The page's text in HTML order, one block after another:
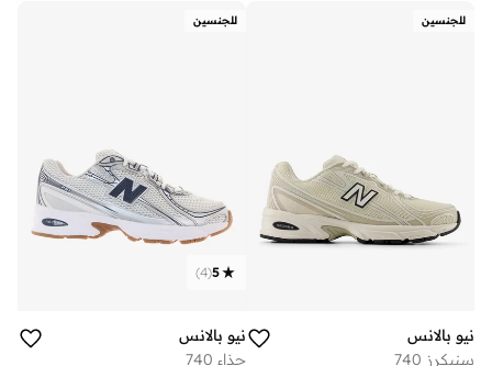
للجنسين
نيو بالانس
سنيكرز 740
للجنسين
5
(
4
)
نيو بالانس
حذاء 740